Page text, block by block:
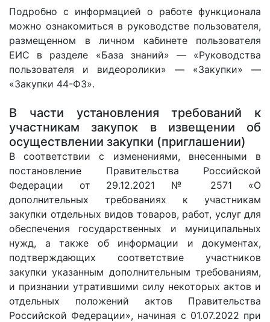
Подробно с информацией о работе функционала
можно ознакомиться в руководстве пользователя,
размещенном в личном кабинете пользователя
ЕИС в разделе «База знаний» — «Руководства
пользователя и видеоролики» — «Закупки» —
«Закупки 44-ФЗ».
В части установления требований к
участникам закупок в извещении об
осуществлении закупки (приглашении)
В соответствии с изменениями, внесенными в
постановление Правительства Российской
Федерации от 29.12.2021 № 2571 «О
дополнительных требованиях к участникам
закупки отдельных видов товаров, работ, услуг для
обеспечения государственных и муниципальных
нужд, а также об информации и документах,
подтверждающих соответствие участников
закупки указанным дополнительным требованиям,
и признании утратившими силу некоторых актов и
отдельных положений актов Правительства
Российской Федерации», начиная с 01.07.2022 при